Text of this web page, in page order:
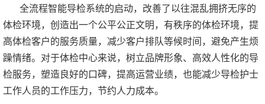
全流程智能导检系统的启动，改善了以往混乱拥挤无序的
体检环境，创造出一个公平公正文明，有秩序的体检环境，提
高体检客户的服务质量，减少客户排队等候时间，避免产生烦
躁情绪。对于体检中心来说，树立品牌形象、高效人性化的导
检服务，塑造良好的口碑，提高运营业绩，也能减少导检护士
工作人员的工作压力，节约人力成本。